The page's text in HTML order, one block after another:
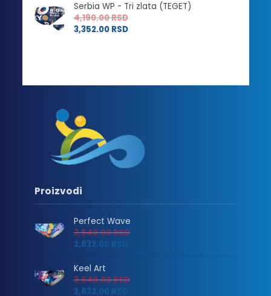
Serbia WP - Tri zlata (TEGET)
4,190.00RSD
3,352.00 RSD
Proizvodi
Perfect Wave
3,540.00RSD
2,832.00 RSD
Keel Art
3,540.00RSD
2,832.00 RSD